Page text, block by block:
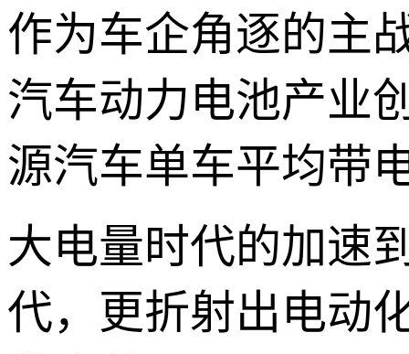
作为车企角逐的主
汽车动力电池产业
源汽车单车平均带
大电量时代的加速
代，更折射出电动